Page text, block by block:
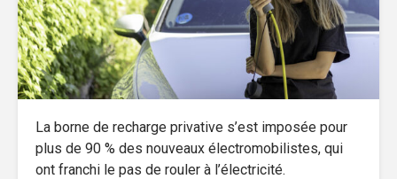
La borne de recharge privative s’est imposée pour
plus de 90 % des nouveaux électromobilistes, qui
ont franchi le pas de rouler à l’électricité.